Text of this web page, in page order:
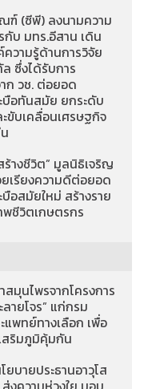
ฑ์ (ซีพี) ลงนามความ
กับ มทร.อีสาน เดิน
วามรู้ด้านการวิจัย
ซึ่งได้รับการ
ก วช. ต่อยอด
บือทันสมัย ยกระดับ
ขับเคลื่อนเศรษฐกิจ
ร้างชีวิต” มูลนิธิเจริญ
เรียงความดีต่อยอด
อสมัยใหม่ สร้างราย
ชีวิตเกษตรกร
มุนไพรจากโครงการ
ายโจร” แก่กรม
พทย์ทางเลือก เพื่อ
สริมภูมิคุ้มกัน
บายประธานอาวุโส